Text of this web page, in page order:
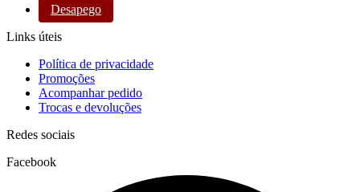
Desapego
Links úteis
Política de privacidade
Promoções
Acompanhar pedido
Trocas e devoluções
Redes sociais
Facebook